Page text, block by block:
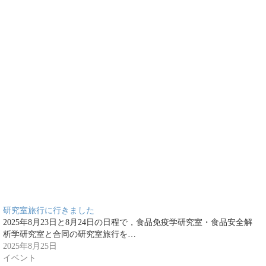
研究室旅行に行きました
2025年8月23日と8月24日の日程で，食品免疫学研究室・食品安全解
析学研究室と合同の研究室旅行を…
2025年8月25日
イベント